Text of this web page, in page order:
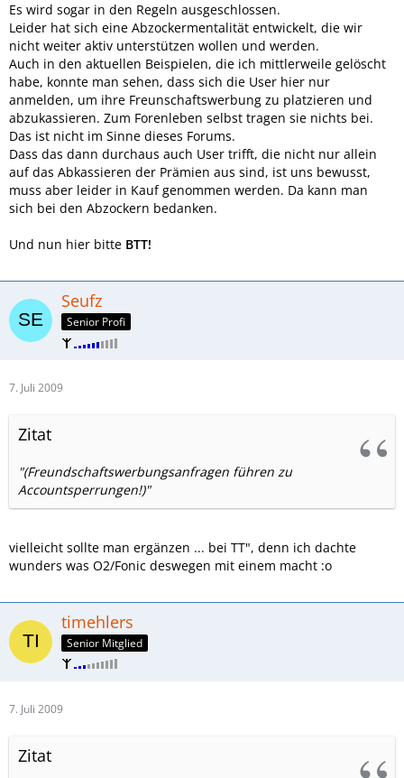
Es wird sogar in den Regeln ausgeschlossen.
Leider hat sich eine Abzockermentalität entwickelt, die wir
nicht weiter aktiv unterstützen wollen und werden.
Auch in den aktuellen Beispielen, die ich mittlerweile gelöscht
habe, konnte man sehen, dass sich die User hier nur
anmelden, um ihre Freunschaftswerbung zu platzieren und
abzukassieren. Zum Forenleben selbst tragen sie nichts bei.
Das ist nicht im Sinne dieses Forums.
Dass das dann durchaus auch User trifft, die nicht nur allein
auf das Abkassieren der Prämien aus sind, ist uns bewusst,
muss aber leider in Kauf genommen werden. Da kann man
sich bei den Abzockern bedanken.
Und nun hier bitte BTT!
Seufz
Senior Profi
7. Juli 2009
Zitat
"(Freundschaftswerbungsanfragen führen zu
Accountsperrungen!)"
vielleicht sollte man ergänzen ... bei TT", denn ich dachte
wunders was O2/Fonic deswegen mit einem macht :o
timehlers
Senior Mitglied
7. Juli 2009
Zitat